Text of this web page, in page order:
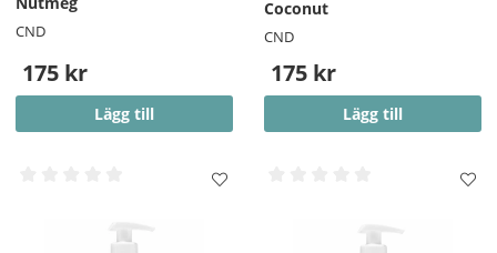
CND
175 kr
Lägg till
Coconut
CND
175 kr
Lägg till